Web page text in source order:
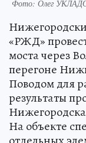
Фото: Олег
«РЖД»
моста через
перегоне
Поводом для
результаты
На объекте